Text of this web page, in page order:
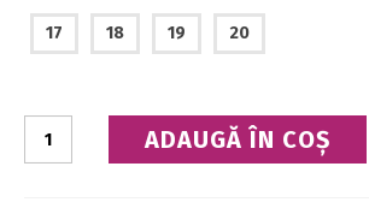
17 18 19 20
Inel
ADAUGĂ ÎN COȘ